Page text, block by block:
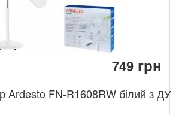
749 грн
Ardesto FN-R1608RW білий з ДУ